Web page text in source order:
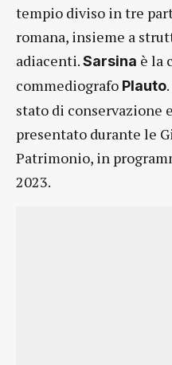
tempio diviso in tre
romana, insieme a
adiacenti.Sarsina è la
commediografo Plauto
stato di conservazione
presentato durante le
Patrimonio, in
2023.